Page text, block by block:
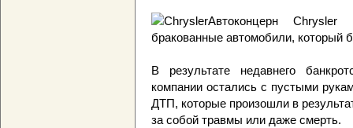
Автоконцерн
бракованные автомобили, который
В результате недавнего
компании остались с пустыми
ДТП, которые произошли в
за собой травмы или даже смерть.